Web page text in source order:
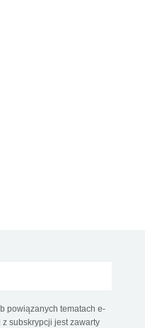
powiązanych tematach e-
subskrypcji jest zawarty